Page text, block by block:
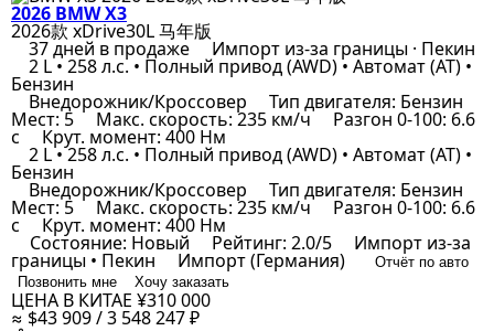
2026 BMW X3
2026款 xDrive30L 马年版
37 дней в продаже Импорт из-за границы · Пекин
2 L • 258 л.с. • Полный привод (AWD) • Автомат (AT) •
Бензин
Внедорожник/Кроссовер Тип двигателя: Бензин
Мест: 5 Макс. скорость: 235 км/ч Разгон 0-100: 6.6
с Крут. момент: 400 Нм
2 L • 258 л.с. • Полный привод (AWD) • Автомат (AT) •
Бензин
Внедорожник/Кроссовер Тип двигателя: Бензин
Мест: 5 Макс. скорость: 235 км/ч Разгон 0-100: 6.6
с Крут. момент: 400 Нм
Состояние: Новый Рейтинг: 2.0/5 Импорт из-за
границы • Пекин Импорт (Германия)
Отчёт по авто
Позвонить мне
Хочу заказать
ЦЕНА В КИТАЕ ¥310 000
≈ $43 909 / 3 548 247 ₽